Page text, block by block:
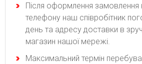
Після оформлення замовлення
телефону наш співробітник
день та адресу доставки в
магазин нашої мережі.
Максимальний термін